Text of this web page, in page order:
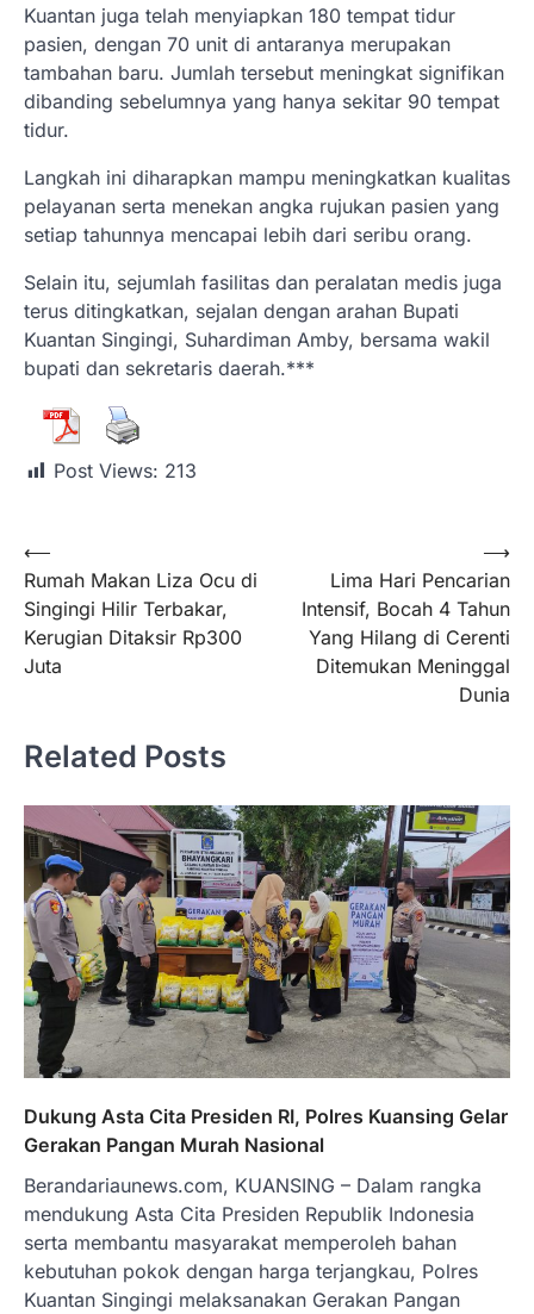
Kuantan juga telah menyiapkan 180 tempat tidur
pasien, dengan 70 unit di antaranya merupakan
tambahan baru. Jumlah tersebut meningkat signifikan
dibanding sebelumnya yang hanya sekitar 90 tempat
tidur.
Langkah ini diharapkan mampu meningkatkan kualitas
pelayanan serta menekan angka rujukan pasien yang
setiap tahunnya mencapai lebih dari seribu orang.
Selain itu, sejumlah fasilitas dan peralatan medis juga
terus ditingkatkan, sejalan dengan arahan Bupati
Kuantan Singingi, Suhardiman Amby, bersama wakil
bupati dan sekretaris daerah.***
Post Views: 213
⟵
Rumah Makan Liza Ocu di
Singingi Hilir Terbakar,
Kerugian Ditaksir Rp300
Juta
Lima Hari Pencarian
Intensif, Bocah 4 Tahun
Yang Hilang di Cerenti
Ditemukan Meninggal
Dunia
⟶
Related Posts
Dukung Asta Cita Presiden RI, Polres Kuansing Gelar
Gerakan Pangan Murah Nasional
Berandariaunews.com, KUANSING – Dalam rangka
mendukung Asta Cita Presiden Republik Indonesia
serta membantu masyarakat memperoleh bahan
kebutuhan pokok dengan harga terjangkau, Polres
Kuantan Singingi melaksanakan Gerakan Pangan